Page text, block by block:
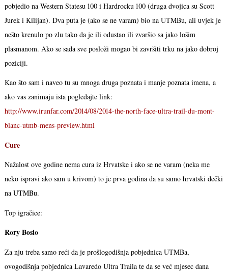
pobjedio na Western Statesu 100 i Hardrocku 100 (druga dvojica su Scott
Jurek i Kilijan). Dva puta je (ako se ne varam) bio na UTMBu, ali uvjek je
nešto krenulo po zlu tako da je ili odustao ili zvaršio sa jako lošim
plasmanom. Ako se sada sve posloži mogao bi završiti trku na jako dobroj
poziciji.
Kao što sam i naveo tu su mnoga druga poznata i manje poznata imena, a
ako vas zanimaju ista pogledajte link:
http://www.irunfar.com/2014/08/2014-the-north-face-ultra-trail-du-mont-
blanc-utmb-mens-preview.html
Cure
Nažalost ove godine nema cura iz Hrvatske i ako se ne varam (neka me
neko ispravi ako sam u krivom) to je prva godina da su samo hrvatski dečki
na UTMBu.
Top igračice:
Rory Bosio
Za nju treba samo reći da je prošlogodišnja pobjednica UTMBa,
ovogodišnja pobjednica Lavaredo Ultra Traila te da se već mjesec dana